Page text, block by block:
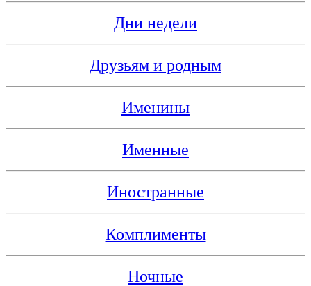
Дни недели
Друзьям и родным
Именины
Именные
Иностранные
Комплименты
Ночные